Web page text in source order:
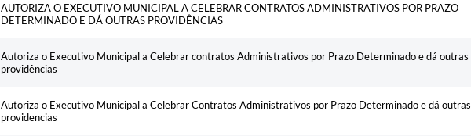
AUTORIZA O EXECUTIVO MUNICIPAL A CELEBRAR CONTRATOS ADMINISTRATIVOS POR PRAZO
DETERMINADO E DÁ OUTRAS PROVIDÊNCIAS
Autoriza o Executivo Municipal a Celebrar contratos Administrativos por Prazo Determinado e dá outras
providências
Autoriza o Executivo Municipal a Celebrar Contratos Administrativos por Prazo Determinado e dá outras
providencias